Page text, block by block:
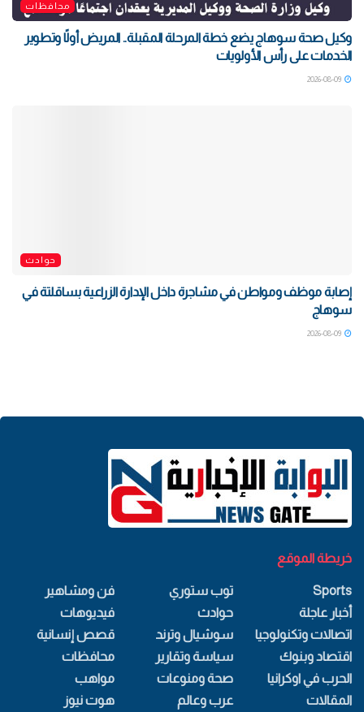
محافظات
وكيل صحة سوهاج يضع خطة المرحلة المقبلة.. المريض أولًا وتطوير
الخدمات على رأس الأولويات
حوادث
إصابة موظف ومواطن في مشاجرة داخل الإدارة الزراعية بساقلتة في
سوهاج
خريطة الموقع
Sports
أخبار عاجلة
اتصالات وتكنولوجيا
اقتصاد وبنوك
الحرب في اوكرانيا
المقالات
توب ستوري
حوادث
سوشيال وترند
سياسة وتقارير
صحة ومنوعات
عرب وعالم
فن ومشاهير
فيديوهات
قصص إنسانية
محافظات
مواهب
هوت نيوز